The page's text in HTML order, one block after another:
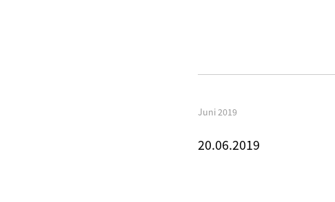
Juni 2019
20.06.2019